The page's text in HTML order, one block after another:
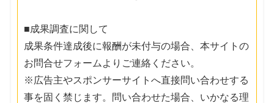
■成果調査に関して
成果条件達成後に報酬が未付与の場合、本サイトの
お問合せフォームよりご連絡ください。
※広告主やスポンサーサイトへ直接問い合わせする
事を固く禁じます。問い合わせた場合、いかなる理